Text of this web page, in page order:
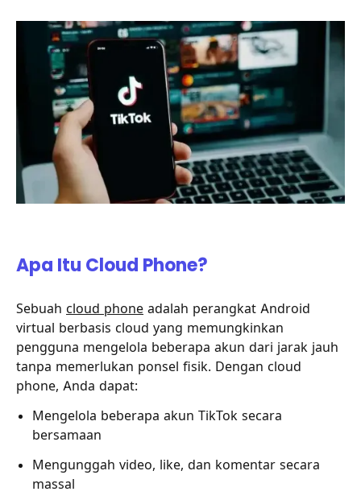
Apa Itu Cloud Phone?
Sebuah cloud phone adalah perangkat Android
virtual berbasis cloud yang memungkinkan
pengguna mengelola beberapa akun dari jarak jauh
tanpa memerlukan ponsel fisik. Dengan cloud
phone, Anda dapat:
Mengelola beberapa akun TikTok secara
bersamaan
Mengunggah video, like, dan komentar secara
massal